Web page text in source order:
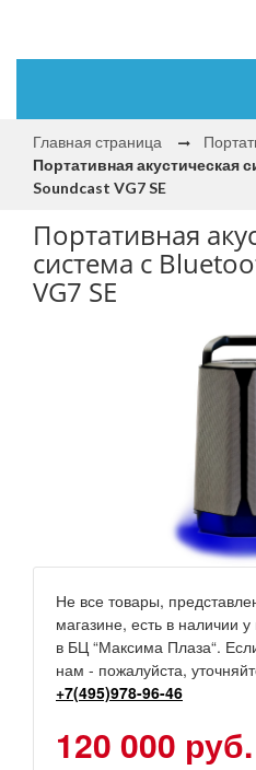
Главная страница
Портативная акустическая
Soundcast VG7 SE
Портативная
система с
VG7 SE
Не все товары,
магазине, есть в наличии
в БЦ “Максима Плаза“.
нам - пожалуйста,
+7(495)978-96-46
120 000 руб.